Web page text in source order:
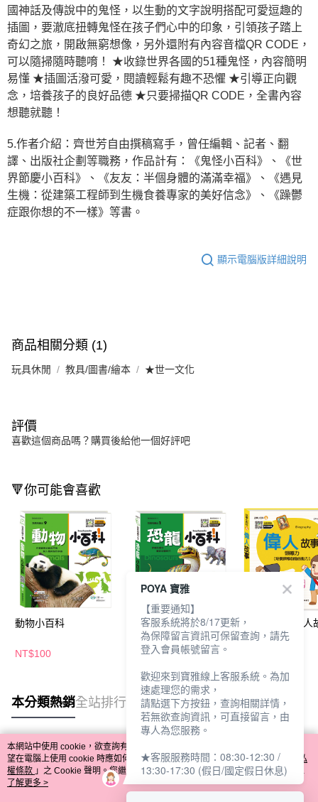
國神話及傳說中的鬼怪，以生動的文字說明搭配可愛逗趣的
插圖，要澈底扭轉鬼怪在孩子們心中的印象，引領孩子踏上
奇幻之旅，開啟無窮想像，另外還附有內容音檔QR CODE，
可以隨掃隨時聽唷！ ★收錄世界各國的51種鬼怪，內容簡明
易懂 ★插圖活潑可愛，閱讀輕鬆有趣不恐懼 ★引導正向觀
念，培養孩子的良好品德 ★只要掃描QR CODE，全書內容
想聽就聽！
5.作者介紹：齊世芳自由撰稿寫手，曾任編輯、記者、翻
譯、出版社企劃等職務，作品計有：《鬼怪小百科》、《世
界節慶小百科》、《友友：半個身體的滿滿幸福》、《遇見
生機：從建築工程師到生機食養專家的美好信念》、《躁鬱
症跟你想的不一樣》等書。
顯示電腦版詳細說明
商品相關分類 (1)
玩具休閒 教具/圖書/繪本 ★世一文化
評價
喜歡這個商品嗎？購買後給他一個好評吧
🔻你可能會喜歡
動物小百科
NT$100
恐龍小百科
NT$100
故事小百科-偉人
本分類熱銷全站排行
熱門標籤
本網站中使用 cookie，欲查詢有關本網站使用 cookie 方式之詳情，及若您不希
望在電腦上使用 cookie 時應如何變更電腦的 cookie 設定，請參閱本網站「
隱私
權條款 」之 Cookie 聲明。您繼續使用本網站即表示您同意本公司得按本網站使
用條款之 Cookie 聲明使用 cookie。
了解更多 >
POYA 寶雅
【重要通知】
客服系統將於8/17更新，
為保障留言資訊可保留查詢，請先
登入會員帳號留言。
歡迎來到寶雅線上客服系統。為加
速處理您的需求，
請點選下方按鈕，查詢相關詳情，
若無欲查詢資訊，可直接留言，由
專人為您服務。
★客服服務時間：08:30-12:30 /
13:30-17:30 (假日/國定假日休息)